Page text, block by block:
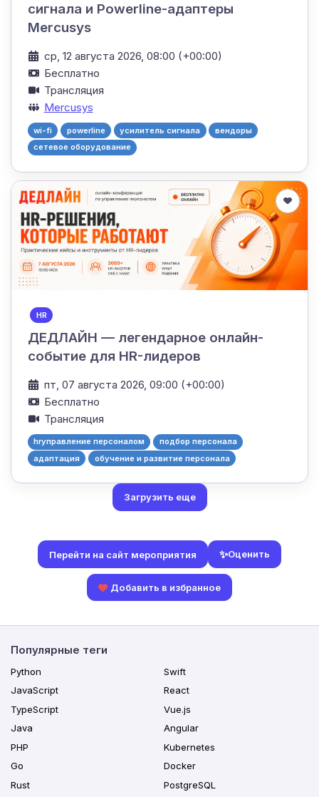
сигнала и Powerline-адаптеры
Mercusys
ср, 12 августа 2026, 08:00 (+00:00)
Бесплатно
Трансляция
Mercusys
wi-fi powerline усилитель сигнала
вендоры
сетевое оборудование
HR
ДЕДЛАЙН — легендарное онлайн-
событие для HR-лидеров
пт, 07 августа 2026, 09:00 (+00:00)
Бесплатно
Трансляция
hrуправление персоналом
подбор персонала
адаптация
обучение и развитие персонала
Загрузить еще
Перейти на сайт мероприятия ✨Оценить
Добавить в избранное
Популярные теги
Python
JavaScript
TypeScript
Java
PHP
Go
Rust
Swift
React
Vue.js
Angular
Kubernetes
Docker
PostgreSQL